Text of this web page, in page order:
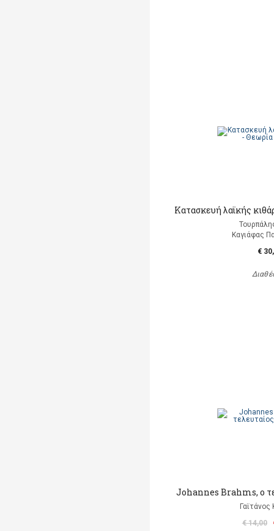
Κατασκευή λαϊκής
Καγιάφας
€
Johannes Brahms, o
€ 14,00